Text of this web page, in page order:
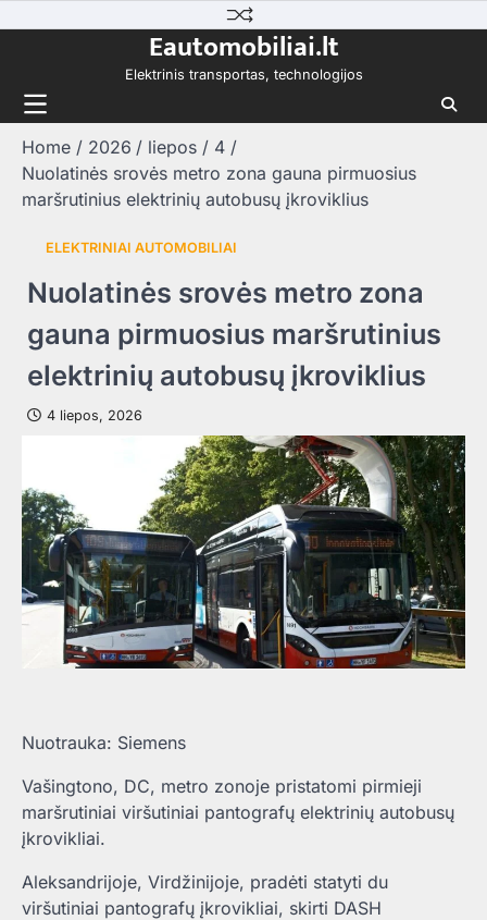
Eautomobiliai.lt
Elektrinis transportas, technologijos
Home 2026 liepos
4
Nuolatinės srovės metro zona gauna pirmuosius
maršrutinius elektrinių autobusų įkroviklius
ELEKTRINIAI AUTOMOBILIAI
Nuolatinės srovės metro zona
gauna pirmuosius maršrutinius
elektrinių autobusų įkroviklius
4 liepos, 2026
Nuotrauka: Siemens
Vašingtono, DC, metro zonoje pristatomi pirmieji
maršrutiniai viršutiniai pantografų elektrinių autobusų
įkrovikliai.
Aleksandrijoje, Virdžinijoje, pradėti statyti du
viršutiniai pantografų įkrovikliai, skirti DASH